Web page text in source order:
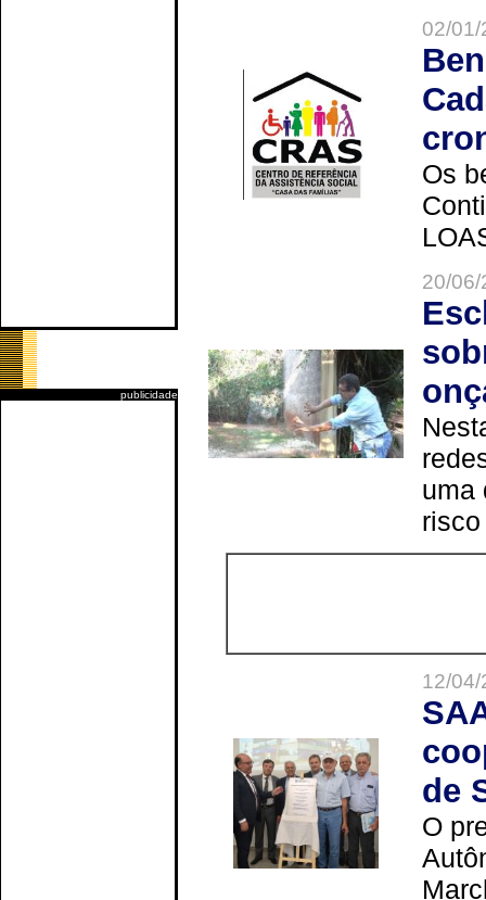
publicidade
02/
Os
20/
uma
12/
de
O